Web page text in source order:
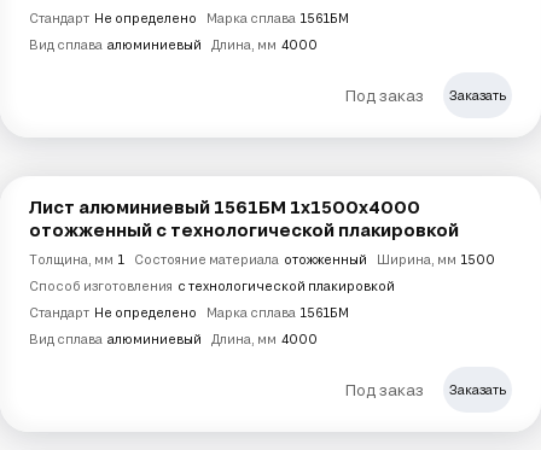
Стандарт Не определено Марка сплава 1561БМ
Вид сплава алюминиевый Длина, мм 4000
Под заказ Заказать
Лист алюминиевый 1561БМ 1х1500х4000
отожженный с технологической плакировкой
Толщина, мм 1 Состояние материала отожженный Ширина, мм 1500
Способ изготовления с технологической плакировкой
Стандарт Не определено Марка сплава 1561БМ
Вид сплава алюминиевый Длина, мм 4000
Под заказ Заказать